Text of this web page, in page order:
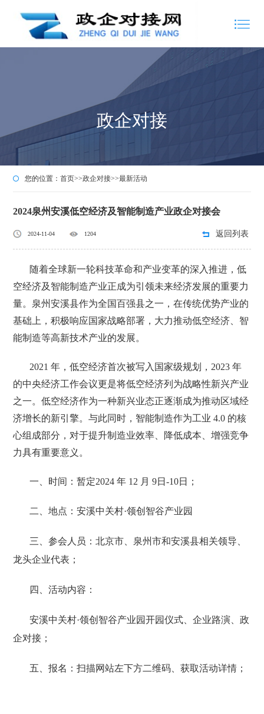
政企对接
您的位置：首页>>政企对接>>最新活动
2024泉州安溪低空经济及智能制造产业政企对接会
2024-11-04 1204 返回列表
随着全球新一轮科技革命和产业变革的深入推进，低
空经济及智能制造产业正成为引领未来经济发展的重要力
量。泉州安溪县作为全国百强县之一，在传统优势产业的
基础上，积极响应国家战略部署，大力推动低空经济、智
能制造等高新技术产业的发展。
2021 年，低空经济首次被写入国家级规划，2023 年
的中央经济工作会议更是将低空经济列为战略性新兴产业
之一。低空经济作为一种新兴业态正逐渐成为推动区域经
济增长的新引擎。与此同时，智能制造作为工业 4.0 的核
心组成部分，对于提升制造业效率、降低成本、增强竞争
力具有重要意义。
一、时间：暂定2024 年 12 月 9日-10日；
二、地点：安溪中关村·领创智谷产业园
三、参会人员：北京市、泉州市和安溪县相关领导、
龙头企业代表；
四、活动内容：
安溪中关村·领创智谷产业园开园仪式、企业路演、政
企对接；
五、报名：扫描网站左下方二维码、获取活动详情；